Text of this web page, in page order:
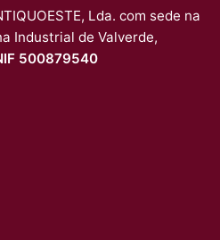
Lda. com sede na
Industrial de Valverde,
500879540